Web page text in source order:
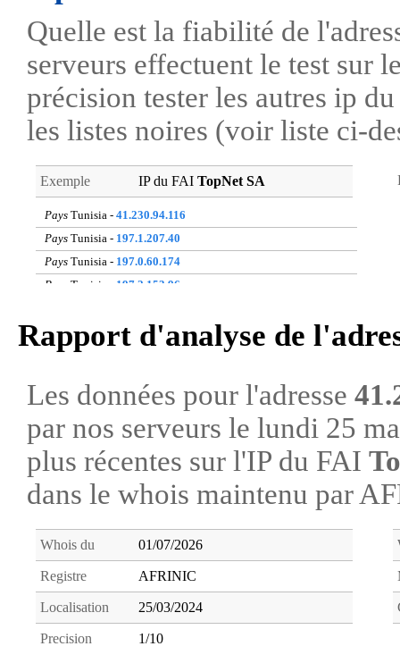
Quelle est la fiabilité de
serveurs effectuent le test sur
précision tester les autres ip
les listes noires (voir liste ci-
Exemple IP du FAI TopNet SA
Pays Tunisia - 41.230.94.116
Pays Tunisia - 197.1.207.40
Pays Tunisia - 197.0.60.174
Pays Tunisia - 197.2.153.96
PaysTunisia -197.0.143.172
Pays
Tunisia -
Pays
Tunisia -197.2.100.5
Pays Tunisia - 41.226.16.3
Rapport d'analyse de
Les données pour l'adresse
par nos serveurs le lundi 25
plus récentes sur l'IP du FAI
dans le whois maintenu par
Whois du 01/07/2026
Registre AFRINIC
Localisation 25/03/2024
Precision 1/10